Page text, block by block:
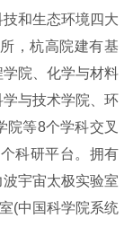
和生态环境四大
，杭高院建有基
院、化学与材料
与技术学院、环
院等8个学科交叉
科研平台。拥有
宇宙太极实验室
(中国科学院系统